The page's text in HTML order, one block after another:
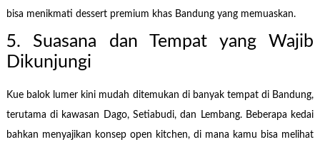
bisa menikmati dessert premium khas Bandung yang memuaskan.
5. Suasana dan Tempat yang Wajib
Dikunjungi
Kue balok lumer kini mudah ditemukan di banyak tempat di Bandung,
terutama di kawasan Dago, Setiabudi, dan Lembang. Beberapa kedai
bahkan menyajikan konsep open kitchen, di mana kamu bisa melihat